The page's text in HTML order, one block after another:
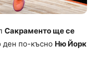
Сакраменто ще се
ден по-късно Ню Йорк